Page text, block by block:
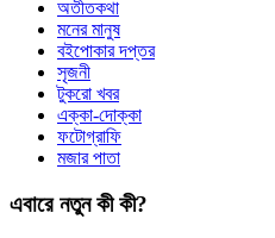
অতীতকথা
মনের মানুষ
বইপোকার দপ্তর
সৃজনী
টুকরো খবর
এক্কা-দোক্কা
ফটোগ্রাফি
মজার পাতা
এবারে নতুন কী কী?